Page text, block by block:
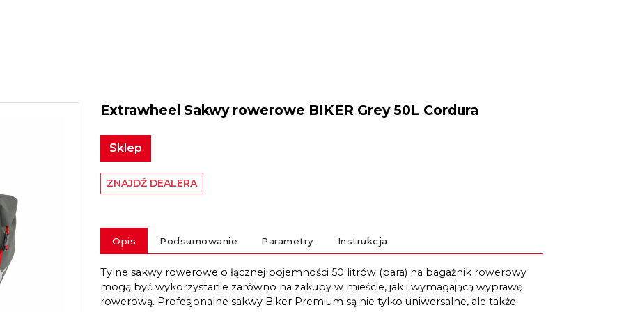
Extrawheel Sakwy rowerowe BIKER Grey 50L Cordura
Sklep
ZNAJDŹ DEALERA
Opis Podsumowanie Parametry Instrukcja
Tylne sakwy rowerowe o łącznej pojemności 50 litrów (para) na bagażnik rowerowy
mogą być wykorzystanie zarówno na zakupy w mieście, jak i wymagającą wyprawę
rowerową. Profesjonalne sakwy Biker Premium są nie tylko uniwersalne, ale także